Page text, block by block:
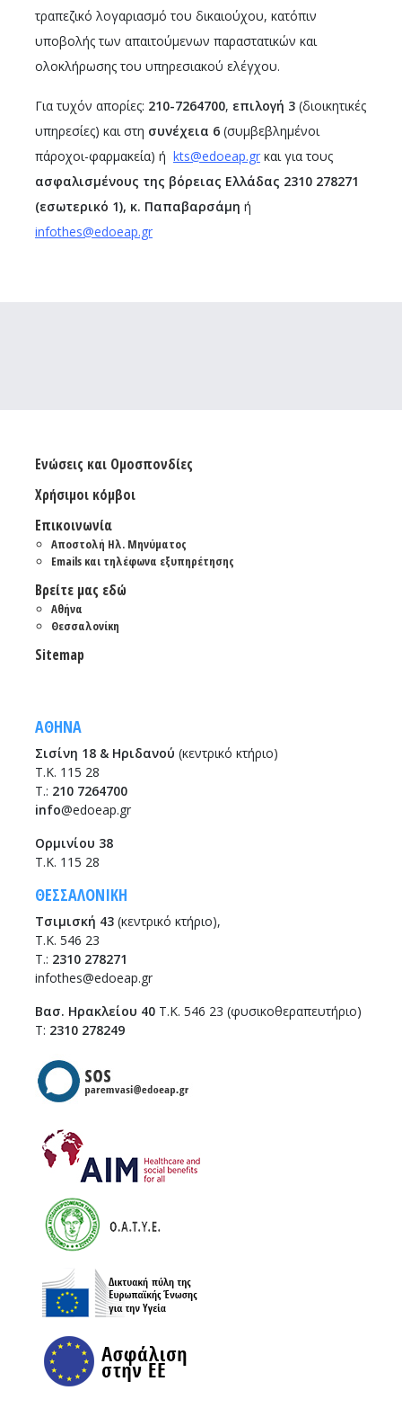
τραπεζικό λογαριασμό του δικαιούχου, κατόπιν
υποβολής των απαιτούμενων παραστατικών και
ολοκλήρωσης του υπηρεσιακού ελέγχου.
Για τυχόν απορίες: 210-7264700, επιλογή 3 (διοικητικές
υπηρεσίες) και στη συνέχεια 6 (συμβεβλημένοι
πάροχοι-φαρμακεία) ή kts@edoeap.gr και για τους
ασφαλισμένους της βόρειας Ελλάδας 2310 278271
(εσωτερικό 1), κ. Παπαβαρσάμη ή
infothes@edoeap.gr
Ενώσεις και Ομοσπονδίες
Χρήσιμοι κόμβοι
Επικοινωνία
Αποστολή Ηλ. Μηνύματος
Emails και τηλέφωνα εξυπηρέτησης
Βρείτε μας εδώ
Αθήνα
Θεσσαλονίκη
Sitemap
ΑΘΗΝΑ
Σισίνη 18 & Ηριδανού (κεντρικό κτήριο)
Τ.Κ. 115 28
T.: 210 7264700
info@edoeap.gr
Ορμινίου 38
Τ.Κ. 115 28
ΘΕΣΣΑΛΟΝΙΚΗ
Τσιμισκή 43 (κεντρικό κτήριο),
Τ.Κ. 546 23
T.: 2310 278271
infothes@edoeap.gr
Βασ. Ηρακλείου 40 Τ.Κ. 546 23 (φυσικοθεραπευτήριο)
Τ: 2310 278249